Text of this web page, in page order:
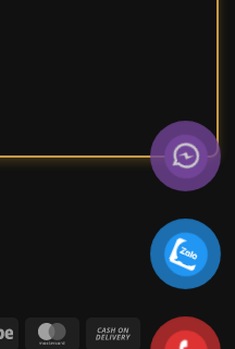
Stripe MasterCardCash